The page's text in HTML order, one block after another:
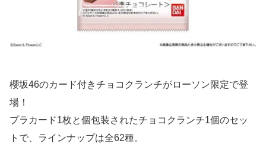
櫻坂46のカード付きチョコクランチがローソン限定で登
場！
プラカード1枚と個包装されたチョコクランチ1個のセッ
トで、ラインナップは全62種。